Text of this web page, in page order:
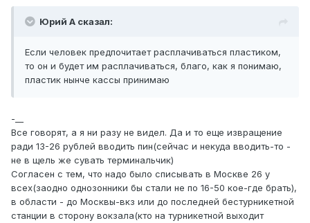
Юрий А сказал:
Если человек предпочитает расплачиваться пластиком,
то он и будет им расплачиваться, благо, как я понимаю,
пластик нынче кассы принимаю
-__
Все говорят, а я ни разу не видел. Да и то еще извращение
ради 13-26 рублей вводить пин(сейчас и некуда вводить-то -
не в щель же сувать терминальчик)
Согласен с тем, что надо было списывать в Москве 26 у
всех(заодно однозонники бы стали не по 16-50 кое-где брать),
в области - до Москвы-вкз или до последней бестурникетной
станции в сторону вокзала(кто на турникетной выходит